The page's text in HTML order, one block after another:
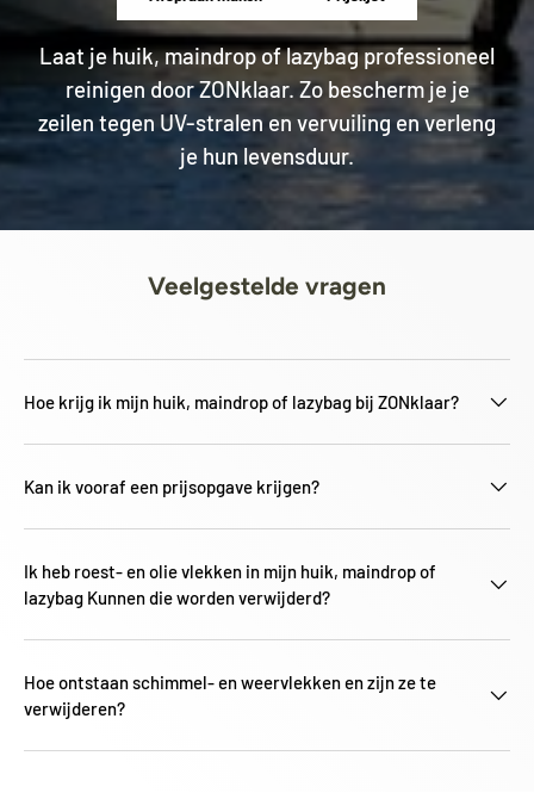
Laat je huik, maindrop of lazybag professioneel
reinigen door ZONklaar. Zo bescherm je je
zeilen tegen UV-stralen en vervuiling en verleng
je hun levensduur.
Veelgestelde vragen
Hoe krijg ik mijn huik, maindrop of lazybag bij ZONklaar?
Kan ik vooraf een prijsopgave krijgen?
Ik heb roest- en olie vlekken in mijn huik, maindrop of
lazybag Kunnen die worden verwijderd?
Hoe ontstaan schimmel- en weervlekken en zijn ze te
verwijderen?